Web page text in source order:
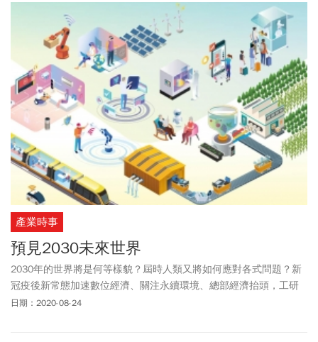
產業時事
預見2030未來世界
2030年的世界將是何等樣貌？屆時人類又將如何應對各式問題？新
冠疫後新常態加速數位經濟、關注永續環境、總部經濟抬頭，工研
院積極超前部署，擘畫「2030技術策略與藍圖」，研擬未來10年科
日期：2020-08-24